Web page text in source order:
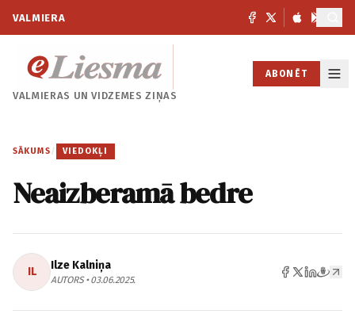
VALMIERA
VALMIERAS UNVIDZEMES ZIŅAS
ABONĒT
SĀKUMS / VIEDOKĻI
Neaizberamā bedre
IL Ilze Kalniņa
AUTORS • 03.06.2025.